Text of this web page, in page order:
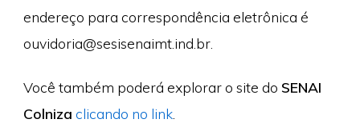
endereço para correspondência eletrônica é
ouvidoria@sesisenaimt.ind.br.
Você também poderá explorar o site do SENAI
Colniza clicando no link.